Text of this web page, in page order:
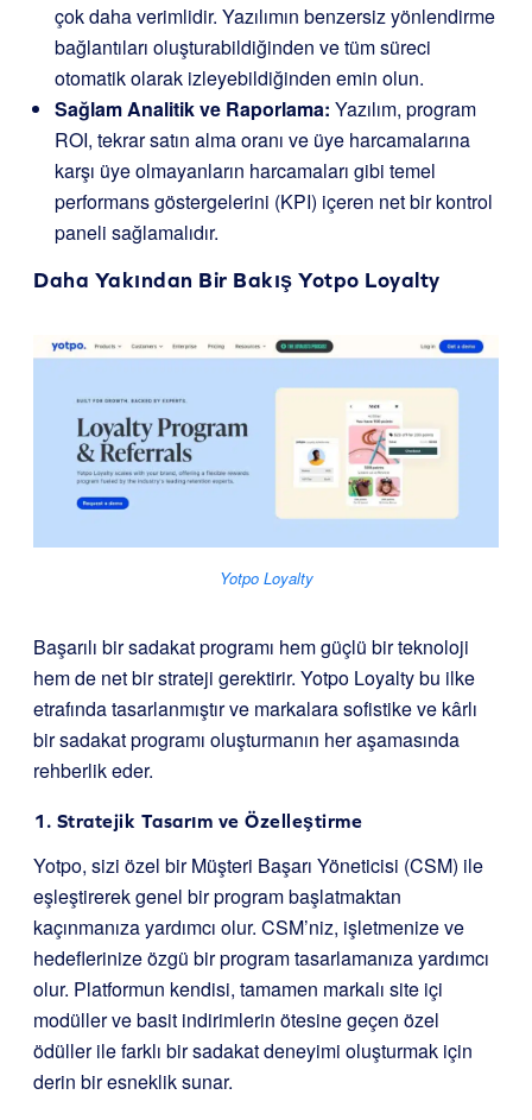
çok daha verimlidir. Yazılımın benzersiz yönlendirme
bağlantıları oluşturabildiğinden ve tüm süreci
otomatik olarak izleyebildiğinden emin olun.
Sağlam Analitik ve Raporlama: Yazılım, program
ROI, tekrar satın alma oranı ve üye harcamalarına
karşı üye olmayanların harcamaları gibi temel
performans göstergelerini (KPI) içeren net bir kontrol
paneli sağlamalıdır.
Daha Yakından Bir Bakış Yotpo Loyalty
Yotpo Loyalty
Başarılı bir sadakat programı hem güçlü bir teknoloji
hem de net bir strateji gerektirir. Yotpo Loyalty bu ilke
etrafında tasarlanmıştır ve markalara sofistike ve kârlı
bir sadakat programı oluşturmanın her aşamasında
rehberlik eder.
1. Stratejik Tasarım ve Özelleştirme
Yotpo, sizi özel bir Müşteri Başarı Yöneticisi (CSM) ile
eşleştirerek genel bir program başlatmaktan
kaçınmanıza yardımcı olur. CSM’niz, işletmenize ve
hedeflerinize özgü bir program tasarlamanıza yardımcı
olur. Platformun kendisi, tamamen markalı site içi
modüller ve basit indirimlerin ötesine geçen özel
ödüller ile farklı bir sadakat deneyimi oluşturmak için
derin bir esneklik sunar.